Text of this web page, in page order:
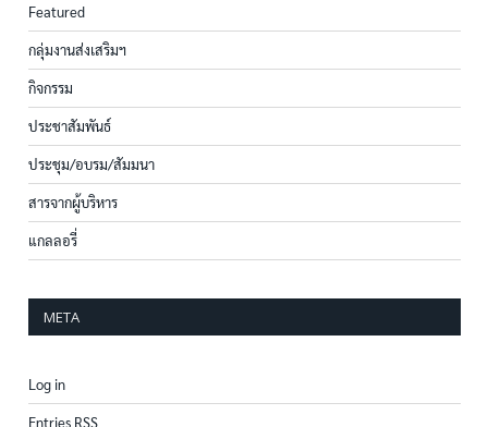
Featured
กลุ่มงานส่งเสริมฯ
กิจกรรม
ประชาสัมพันธ์
ประชุม/อบรม/สัมมนา
สารจากผู้บริหาร
แกลลอรี่
META
Log in
Entries RSS